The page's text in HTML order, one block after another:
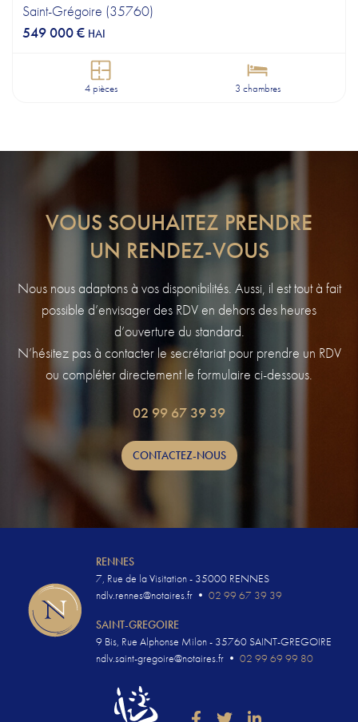
Saint-Grégoire (35760)
549 000 € HAI
4 pièces 3 chambres
VOUS SOUHAITEZ PRENDRE
UN RENDEZ-VOUS
Nous nous adaptons à vos disponibilités. Aussi, il est tout à fait
possible d’envisager des RDV en dehors des heures
d’ouverture du standard.
N’hésitez pas à contacter le secrétariat pour prendre un RDV
ou compléter directement le formulaire ci-dessous.
02 99 67 39 39
CONTACTEZ-NOUS
RENNES
7, Rue de la Visitation - 35000 RENNES
ndlv.rennes@notaires.fr• 02 99 67 39 39
SAINT-GREGOIRE
9 Bis, Rue Alphonse Milon - 35760 SAINT-GREGOIRE
ndlv.saint-gregoire@notaires.fr• 02 99 69 99 80